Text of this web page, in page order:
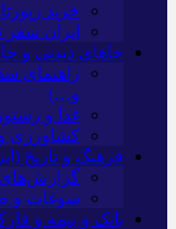
خرید
ایران سفر
جاهای دیدنی و
راهنمای
و…)
غذا و
کشاورزی
فرهنگ و تاریخ
سوغات و
بانک و بیمه و